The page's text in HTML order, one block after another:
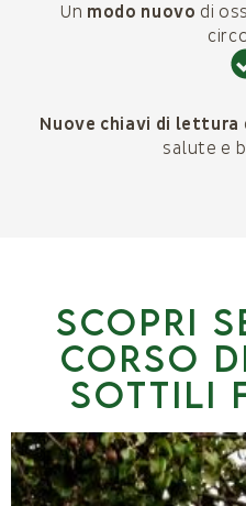
Un modo nuovo di
Nuove chiavi di lettura
salute e
SCOPRI
corso
sottili